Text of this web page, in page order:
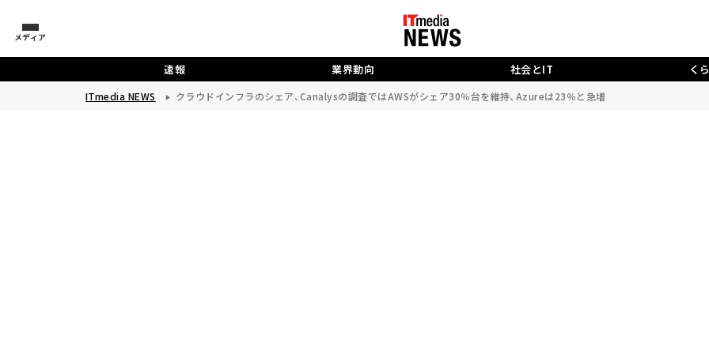
メディア
速報 業界動向 社会とIT く
ITmedia NEWS クラウドインフラのシェア、Canalysの調査ではAWSがシェア30％台を維持、Azureは23％と急増